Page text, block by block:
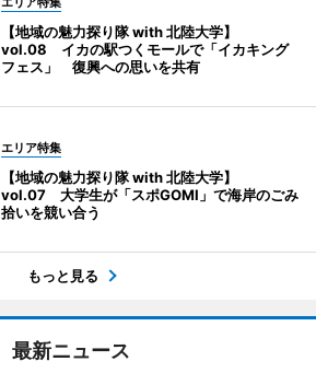
【地域の魅力探り隊 with 北陸大学】
vol.08 イカの駅つくモールで「イカキング
フェス」 復興への思いを共有
エリア特集
【地域の魅力探り隊 with 北陸大学】
vol.07 大学生が「スポGOMI」で海岸のごみ
拾いを競い合う
もっと見る
最新ニュース